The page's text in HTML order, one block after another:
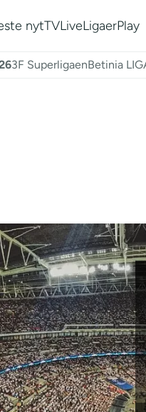
nytTVLiveLigaerPlay
3F SuperligaenBetinia